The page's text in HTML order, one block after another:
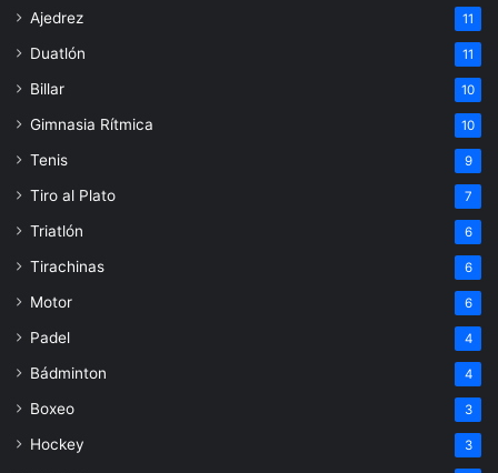
Ajedrez 11
Duatlón 11
Billar 10
Gimnasia Rítmica 10
Tenis 9
Tiro al Plato 7
Triatlón 6
Tirachinas 6
Motor 6
Padel 4
Bádminton 4
Boxeo 3
Hockey 3